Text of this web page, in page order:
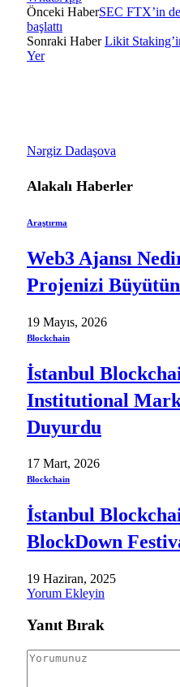
Önceki HaberSEC FTX’in
başlattı
Sonraki HaberLikit
Yer
Nərgiz Dadaşova
Alakalı Haberler
Araştırma
Web3 Ajansı
Projenizi Büyütün
19 Mayıs, 2026
Blockchain
İstanbul
Institutional
Duyurdu
17 Mart, 2026
Blockchain
İstanbul
BlockDown
19 Haziran, 2025
Yorum Ekleyin
Yanıt Bırak